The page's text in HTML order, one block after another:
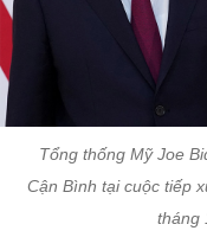
Tổng thống Mỹ Joe
Cận Bình tại cuộc tiếp
tháng